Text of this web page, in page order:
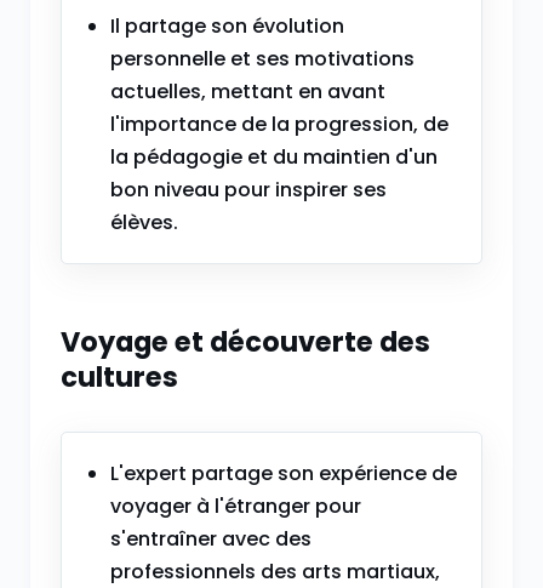
Il partage son évolution
personnelle et ses motivations
actuelles, mettant en avant
l'importance de la progression, de
la pédagogie et du maintien d'un
bon niveau pour inspirer ses
élèves.
Voyage et découverte des
cultures
L'expert partage son expérience de
voyager à l'étranger pour
s'entraîner avec des
professionnels des arts martiaux,